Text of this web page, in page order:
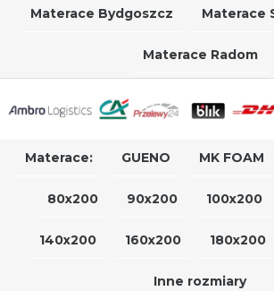
Materace Bydgoszcz Materace
Materace Radom
Materace: GUENO MK FOAM
80x200 90x200 100x200
140x200 160x200 180x200
Inne rozmiary